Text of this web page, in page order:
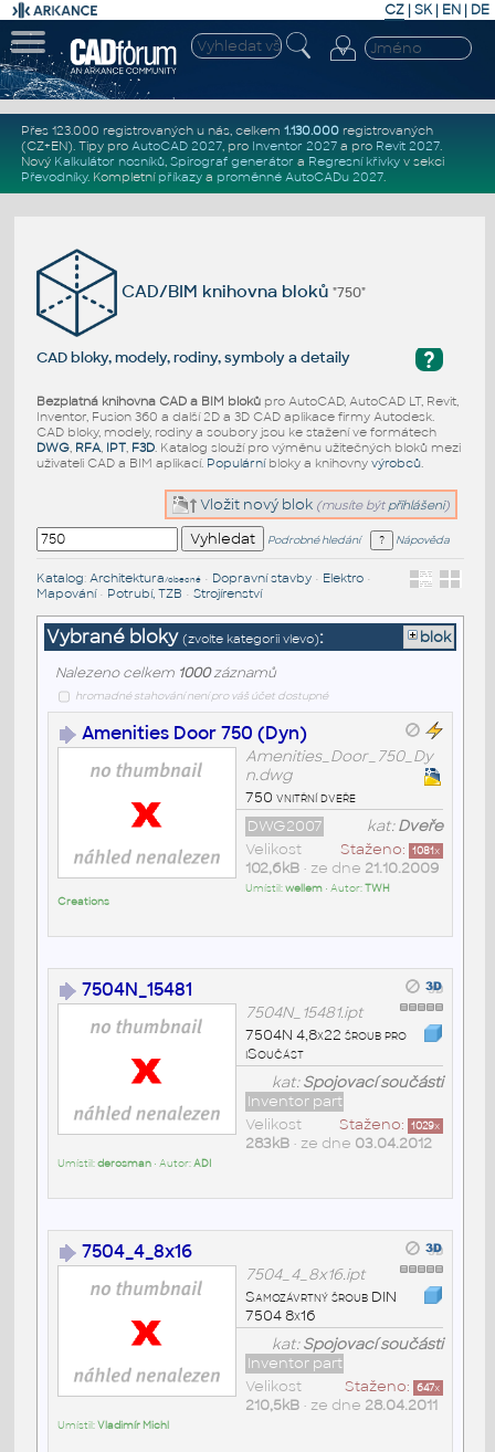
CZ | SK| EN | DE
Přes 123.000 registrovaných u nás, celkem 1.130.000registrovaných
(CZ+EN). Tipy pro AutoCAD 2027, pro Inventor 2027a pro Revit 2027.
Nový Kalkulátor nosníků, Spirograf generátor a Regresní křivkyv sekci
Převodníky. Kompletní příkazya proměnné AutoCADu 2027.
CAD/BIM knihovna bloků"750"
?
CAD bloky, modely, rodiny, symboly a detaily
Bezplatná knihovna CAD a BIM blokůpro AutoCAD, AutoCAD LT, Revit,
Inventor, Fusion 360 a další 2D a 3D CAD aplikace firmy Autodesk.
CAD bloky, modely, rodiny a soubory jsou ke stažení ve formátech
DWG, RFA, IPT, F3D. Katalog slouží pro výměnu užitečných bloků mezi
uživateli CAD a BIM aplikací. Populárníbloky a knihovny výrobců.
Vložit nový blok (musíte být přihlášeni)
Podrobné hledání Nápověda
Katalog: Architektura/obecné• Dopravní stavby• Elektro•
Mapování• Potrubí, TZB • Strojírenství
Vybrané bloky (zvolte kategorii vlevo): blok
Nalezeno celkem 1000záznamů
hromadné stahování není pro váš účet dostupné
Amenities Door 750 (Dyn)
Amenities_Door_750_Dy
n.dwg
750 vnitřní dveře
kat:Dveře
DWG2007
Staženo: 1081x
Velikost
102,6kB• ze dne 21.10.2009
Umístil:wellem• Autor:TWH
Creations
7504N_15481
7504N_15481.ipt
7504N 4,8x22 šroub pro
iSoučást
kat:Spojovací součásti
Inventor part
Staženo: 1029x
Velikost
283kB• ze dne 03.04.2012
Umístil:derosman• Autor:ADI
7504_4_8x16
7504_4_8x16.ipt
Samozávrtný šroub DIN
7504 8x16
kat:Spojovací součásti
Inventor part
Staženo: 647x
Velikost
210,5kB• ze dne 28.04.2011
Umístil:Vladimír Michl